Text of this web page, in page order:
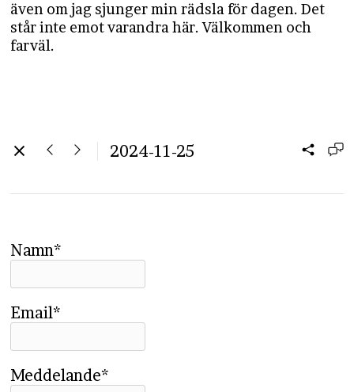
även om jag sjunger min rädsla för dagen. Det
står inte emot varandra här. Välkommen och
farväl.
2024-11-25
Namn*
Email*
Meddelande*